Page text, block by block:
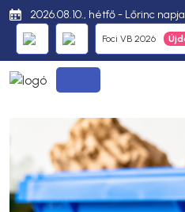
2026.08.10., hétfő - Lőrinc napja
Foci VB 2026